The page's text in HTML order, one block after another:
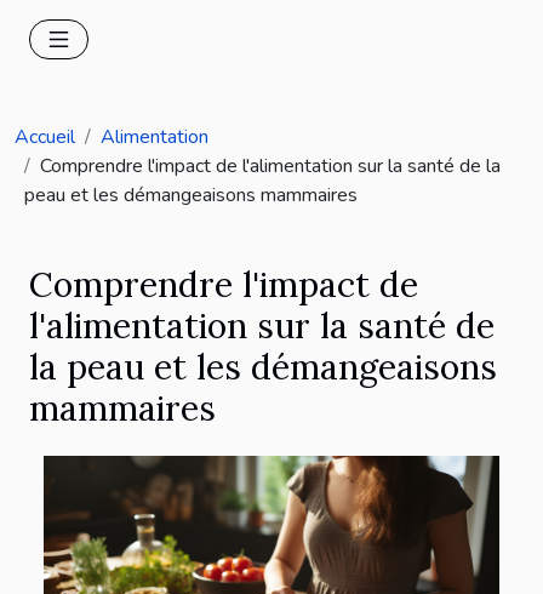
Accueil
Alimentation
Comprendre l'impact de l'alimentation sur la santé de la
peau et les démangeaisons mammaires
Comprendre l'impact de
l'alimentation sur la santé de
la peau et les démangeaisons
mammaires